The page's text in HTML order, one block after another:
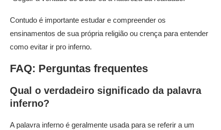
Contudo é importante estudar e compreender os
ensinamentos de sua própria religião ou crença para entender
como evitar ir pro inferno.
FAQ: Perguntas frequentes
Qual o verdadeiro significado da palavra
inferno?
A palavra inferno é geralmente usada para se referir a um